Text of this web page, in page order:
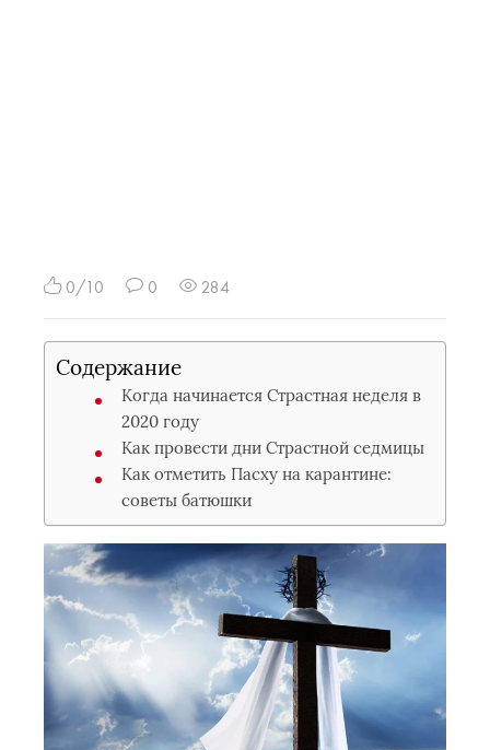
0/10 0 284
Содержание
Когда начинается Страстная неделя в
2020 году
Как провести дни Страстной седмицы
Как отметить Пасху на карантине:
советы батюшки